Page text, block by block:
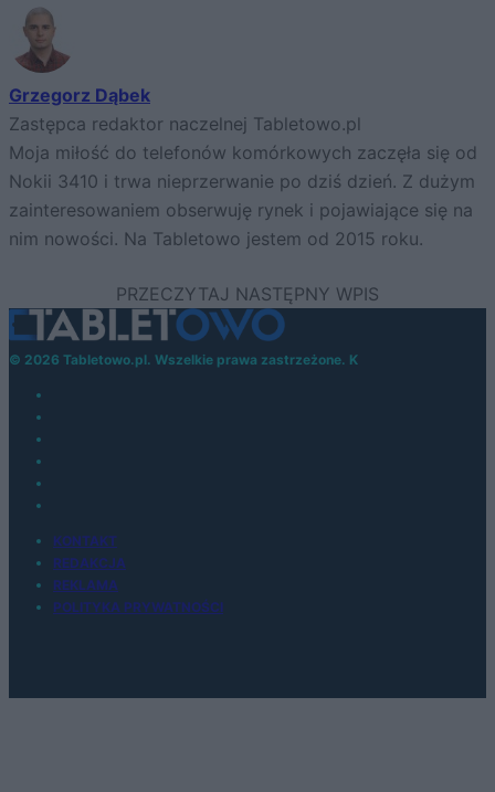
Grzegorz Dąbek
Zastępca redaktor naczelnej Tabletowo.pl
Moja miłość do telefonów komórkowych zaczęła się od
Nokii 3410 i trwa nieprzerwanie po dziś dzień. Z dużym
zainteresowaniem obserwuję rynek i pojawiające się na
nim nowości. Na Tabletowo jestem od 2015 roku.
© 2026 Tabletowo.pl. Wszelkie prawa zastrzeżone. K
KONTAKT
REDAKCJA
REKLAMA
POLITYKA PRYWATNOŚCI